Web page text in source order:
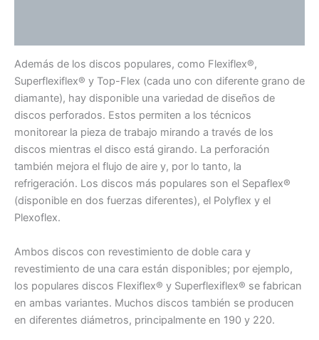
Además de los discos populares, como Flexiflex®,
Superflexiflex® y Top-Flex (cada uno con diferente grano de
diamante), hay disponible una variedad de diseños de
discos perforados. Estos permiten a los técnicos
monitorear la pieza de trabajo mirando a través de los
discos mientras el disco está girando. La perforación
también mejora el flujo de aire y, por lo tanto, la
refrigeración. Los discos más populares son el Sepaflex®
(disponible en dos fuerzas diferentes), el Polyflex y el
Plexoflex.
Ambos discos con revestimiento de doble cara y
revestimiento de una cara están disponibles; por ejemplo,
los populares discos Flexiflex® y Superflexiflex® se fabrican
en ambas variantes. Muchos discos también se producen
en diferentes diámetros, principalmente en 190 y 220.